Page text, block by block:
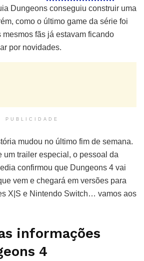
Dungeons conseguiu construir uma
como o último game da série foi
mesmos fãs já estavam ficando
por novidades.
PUBLICIDADE
mudou no último fim de semana.
um trailer especial, o pessoal da
confirmou que Dungeons 4 vai
vem e chegará em versões para
X|S e Nintendo Switch… vamos aos
informações
4